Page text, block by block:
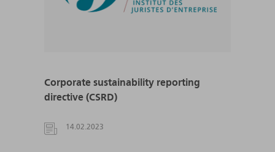
Corporate sustainability reporting
directive (CSRD)
14.02.2023